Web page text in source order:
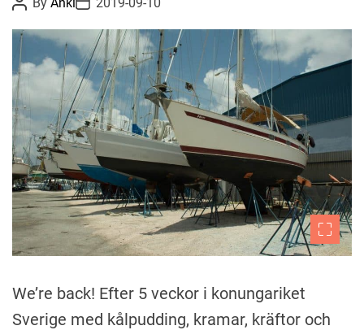
p
å
C
u
r
a
ç
o
o
s
t
u
t
h
o
r
By Anki
o
s
D
a
t
e
2019-09-10
We’re back! Efter 5 veckor i konungariket
Sverige med kålpudding, kramar, kräftor och